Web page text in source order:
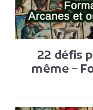
22 défis
même –